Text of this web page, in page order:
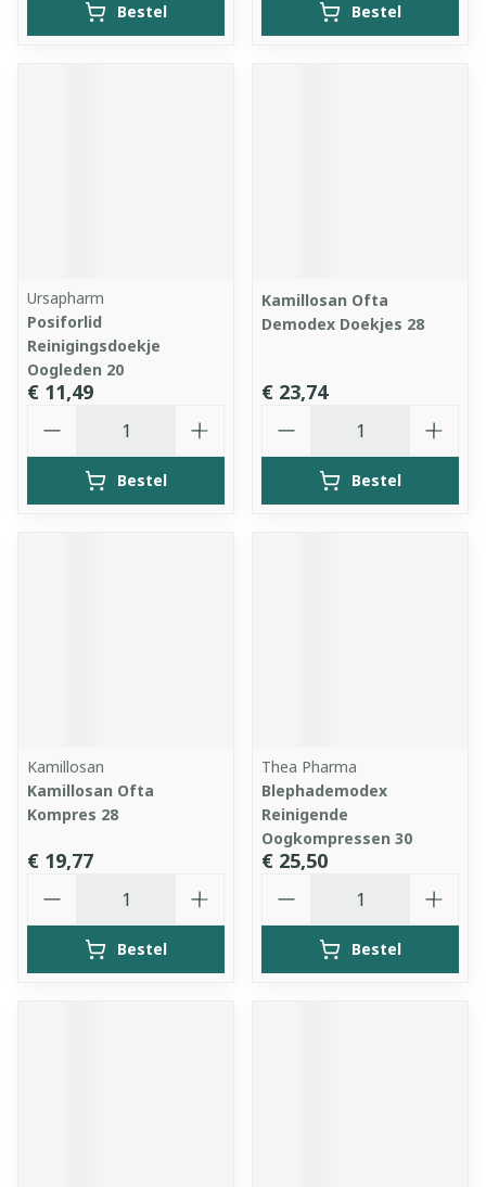
Bestel Bestel
Ursapharm
Posiforlid
Reinigingsdoekje
Oogleden 20
€ 11,49
Bestel
Kamillosan Ofta
Demodex Doekjes 28
€ 23,74
Bestel
Kamillosan
Kamillosan Ofta
Kompres 28
€ 19,77
Bestel
Thea Pharma
Blephademodex
Reinigende
Oogkompressen 30
€ 25,50
Bestel